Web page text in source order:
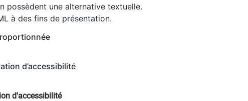
possèdent une alternative textuelle.
à des fins de présentation.
d’accessibilité
d'accessibilité